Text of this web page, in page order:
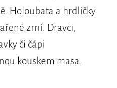
Holoubata a hrdličky
zrní. Dravci,
či čápi
kouskem masa.